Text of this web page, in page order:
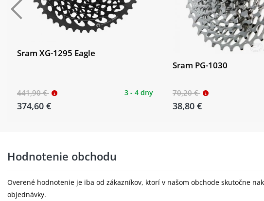
Sram XG-1295 Eagle
441,90 €
374,60 €
3 - 4 dny
Sram PG-1030
70,20 €
38,80 €
Hodnotenie obchodu
Overené hodnotenie je iba od zákazníkov, ktorí v našom obchode skutočne
objednávky.